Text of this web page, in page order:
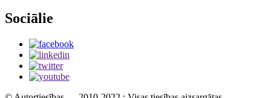
Sociālie